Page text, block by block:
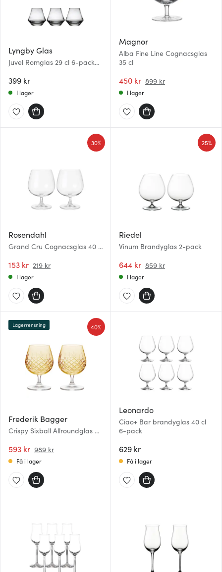
Lyngby Glas
Juvel Romglas 29 cl 6-pack
399 kr
I lager
Magnor
Alba Fine Line Cognacsglas
35 cl
450 kr 899 kr
I lager
Rosendahl
Grand Cru Cognacsglas 40 cl
153 kr 219 kr
30%
I lager
Riedel
Vinum Brandyglas 2-pack
644 kr 859 kr
25%
I lager
Frederik Bagger
Crispy Sixball Allroundglas 40
593 kr 989 kr
40%
Lagerrensning
Få i lager
Leonardo
Ciao+ Bar brandyglas 40 cl
6-pack
629 kr
Få i lager